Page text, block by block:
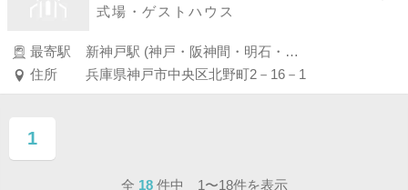
式場・ゲストハウス
最寄駅
新神戸駅 (神戸・阪神間・明石・淡路島)
住所
兵庫県神戸市中央区北野町2－16－1
1
ページ目
全 18 件中 1〜18件を表示